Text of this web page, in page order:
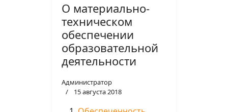
О материально-
техническом
обеспечении
образовательной
деятельности
Администратор
15 августа 2018